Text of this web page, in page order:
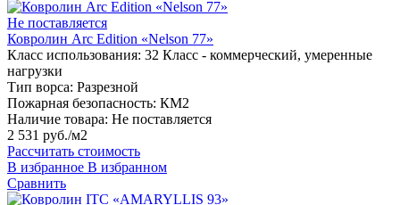
Не поставляется
Ковролин Arc Edition «Nelson 77»
Класс использования: 32 Класс - коммерческий, умеренные
нагрузки
Тип ворса: Разрезной
Пожарная безопасность: КМ2
Наличие товара: Не поставляется
2 531 руб./м2
Рассчитать стоимость
В избранное В избранном
Сравнить